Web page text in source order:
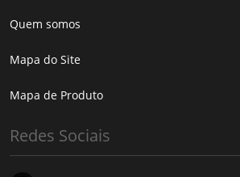
Quem somos
Mapa do Site
Mapa de Produto
Redes Sociais